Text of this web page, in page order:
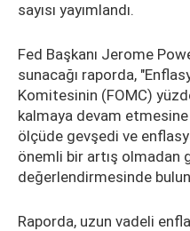
sayısı yayımlandı.
Fed Başkanı Jerome
sunacağı raporda,
Komitesinin (FOMC)
kalmaya devam
ölçüde gevşedi ve
önemli bir artış olmadan
değerlendirmesinde
Raporda, uzun vadeli